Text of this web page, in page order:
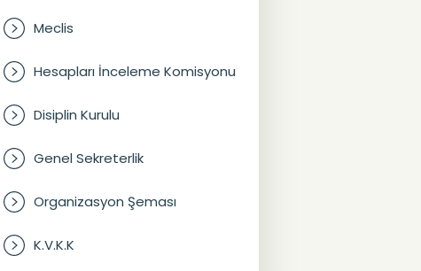
Meclis
Hesapları İnceleme Komisyonu
Disiplin Kurulu
Genel Sekreterlik
Organizasyon Şeması
K.V.K.K